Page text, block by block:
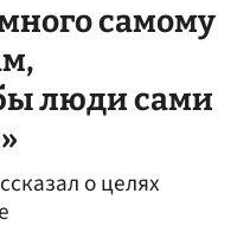
самому
люди сами
о целях